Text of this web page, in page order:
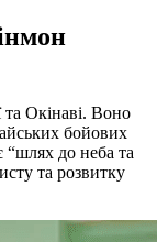
та Окінаві. Воно
бойових
“шлях до неба та
та розвитку